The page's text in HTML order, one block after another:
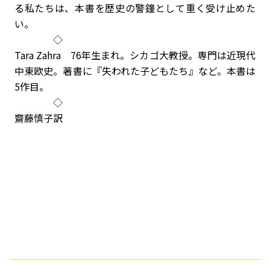
る私たちは、本書を歴史の警鐘として重く受け止めた
い。
◇
Tara Zahra 76年生まれ。シカゴ大教授。専門は近現代
中東欧史。著書に『失われた子どもたち』など。本書は
5作目。
◇
齋藤慎子訳